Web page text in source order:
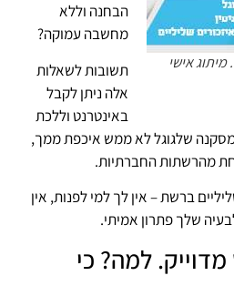
מיתוג אישי
הבחנה וללא
מחשבה עמוקה?
תשובות לשאלות
אלה ניתן לקבל
באינטרנט וללכת
שלגוגל לא ממש איכפת ממך,
מהרשתות החברתיות.
ברשת – אין לך למי לפנות, אין
שלך פתרון אמיתי.
למה? כי